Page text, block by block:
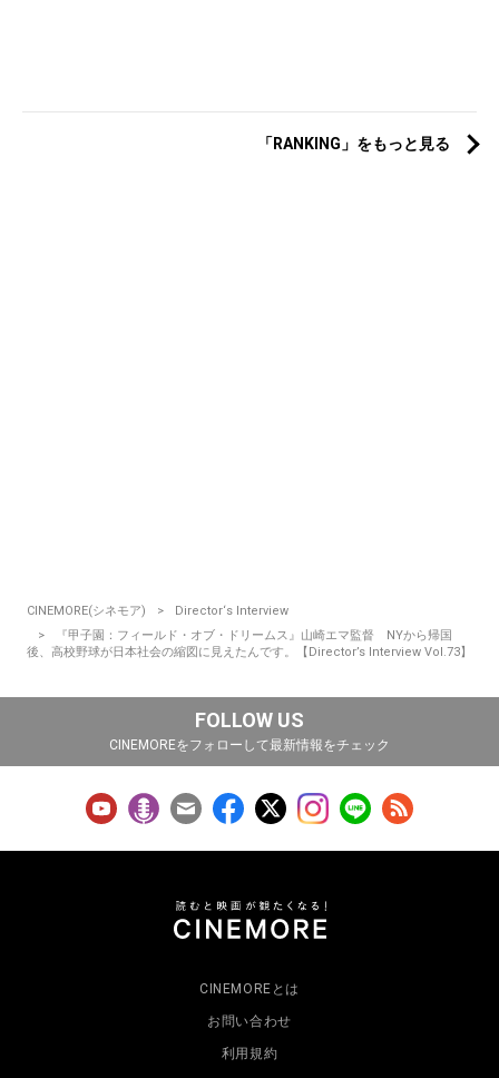
「RANKING」をもっと見る
CINEMORE(シネモア)
Director‘s Interview
『甲子園：フィールド・オブ・ドリームス』山崎エマ監督 NYから帰国
後、高校野球が日本社会の縮図に見えたんです。【Director’s Interview Vol.73】
FOLLOW US
CINEMOREをフォローして最新情報をチェック
CINEMOREとは
お問い合わせ
利用規約